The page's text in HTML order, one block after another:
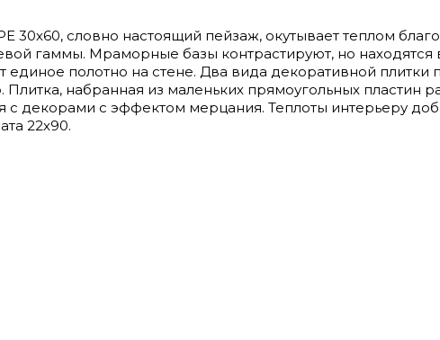
30х60, словно настоящий пейзаж, окутывает теплом
гаммы. Мраморные базы контрастируют, но находятся
единое полотно на стене. Два вида декоративной плитки
набранная из маленьких прямоугольных пластин
с декорами с эффектом мерцания. Теплоты интерьеру
22х90.